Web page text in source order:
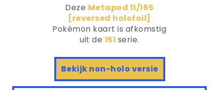
Deze Metapod 11/165
[reversed holofoil]
Pokémon kaart is afkomstig
uit de 151 serie.
Bekijk non-holo versie